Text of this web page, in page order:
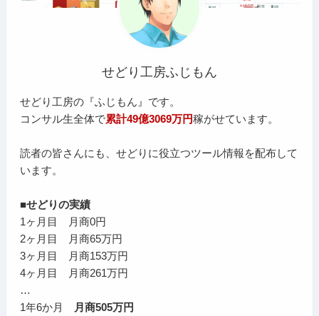
せどり工房ふじもん
せどり工房の『ふじもん』です。
コンサル生全体で累計49億3069万円稼がせています。
読者の皆さんにも、せどりに役立つツール情報を配布して
います。
■せどりの実績
1ヶ月目 月商0円
2ヶ月目 月商65万円
3ヶ月目 月商153万円
4ヶ月目 月商261万円
…
1年6か月
月商505万円